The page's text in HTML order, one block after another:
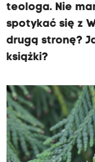
teologa. Nie
spotykać się z
drugą stronę?
książki?